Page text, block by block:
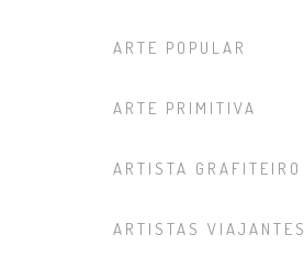
ARTE POPULAR
ARTE PRIMITIVA
ARTISTA GRAFITEIRO
ARTISTAS VIAJANTES